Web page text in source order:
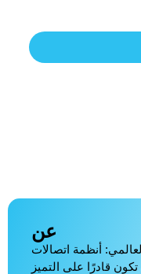
عن
أنظمة اتصالات
قادرًا على التميز